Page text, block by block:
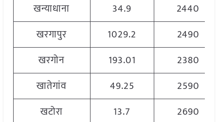
खन्याधाना
34.9
2440
खरगापुर
1029.2
2490
खरगोन
193.01
2380
खातेगांव
49.25
2590
खटोरा
13.7
2690